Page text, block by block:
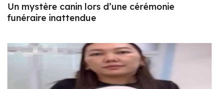
Un mystère canin lors d’une cérémonie
funéraire inattendue